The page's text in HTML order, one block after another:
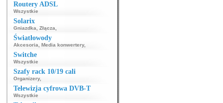
Routery ADSL
Wszystkie
Solarix
Gniazdka Złącza
Światłowody
Akcesoria Media konwertery,
Switche
Wszystkie
Szafy rack 10/19 cali
Organizery,
Telewizja cyfrowa DVB-T
Wszystkie